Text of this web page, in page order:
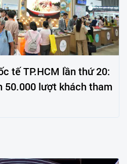
tế TP.HCM lần thứ 20:
50.000 lượt khách tham